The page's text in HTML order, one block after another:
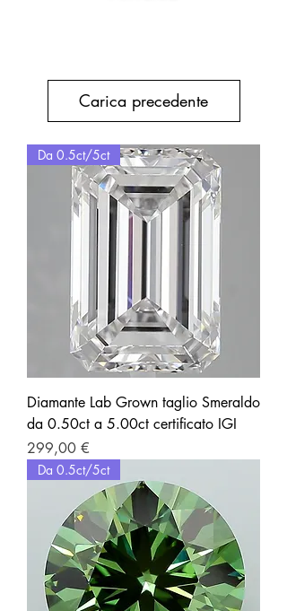
Carica precedente
Da 0.5ct/5ct
Diamante Lab Grown taglio Smeraldo
da 0.50ct a 5.00ct certificato IGI
Prezzo
299,00 €
Da 0.5ct/5ct